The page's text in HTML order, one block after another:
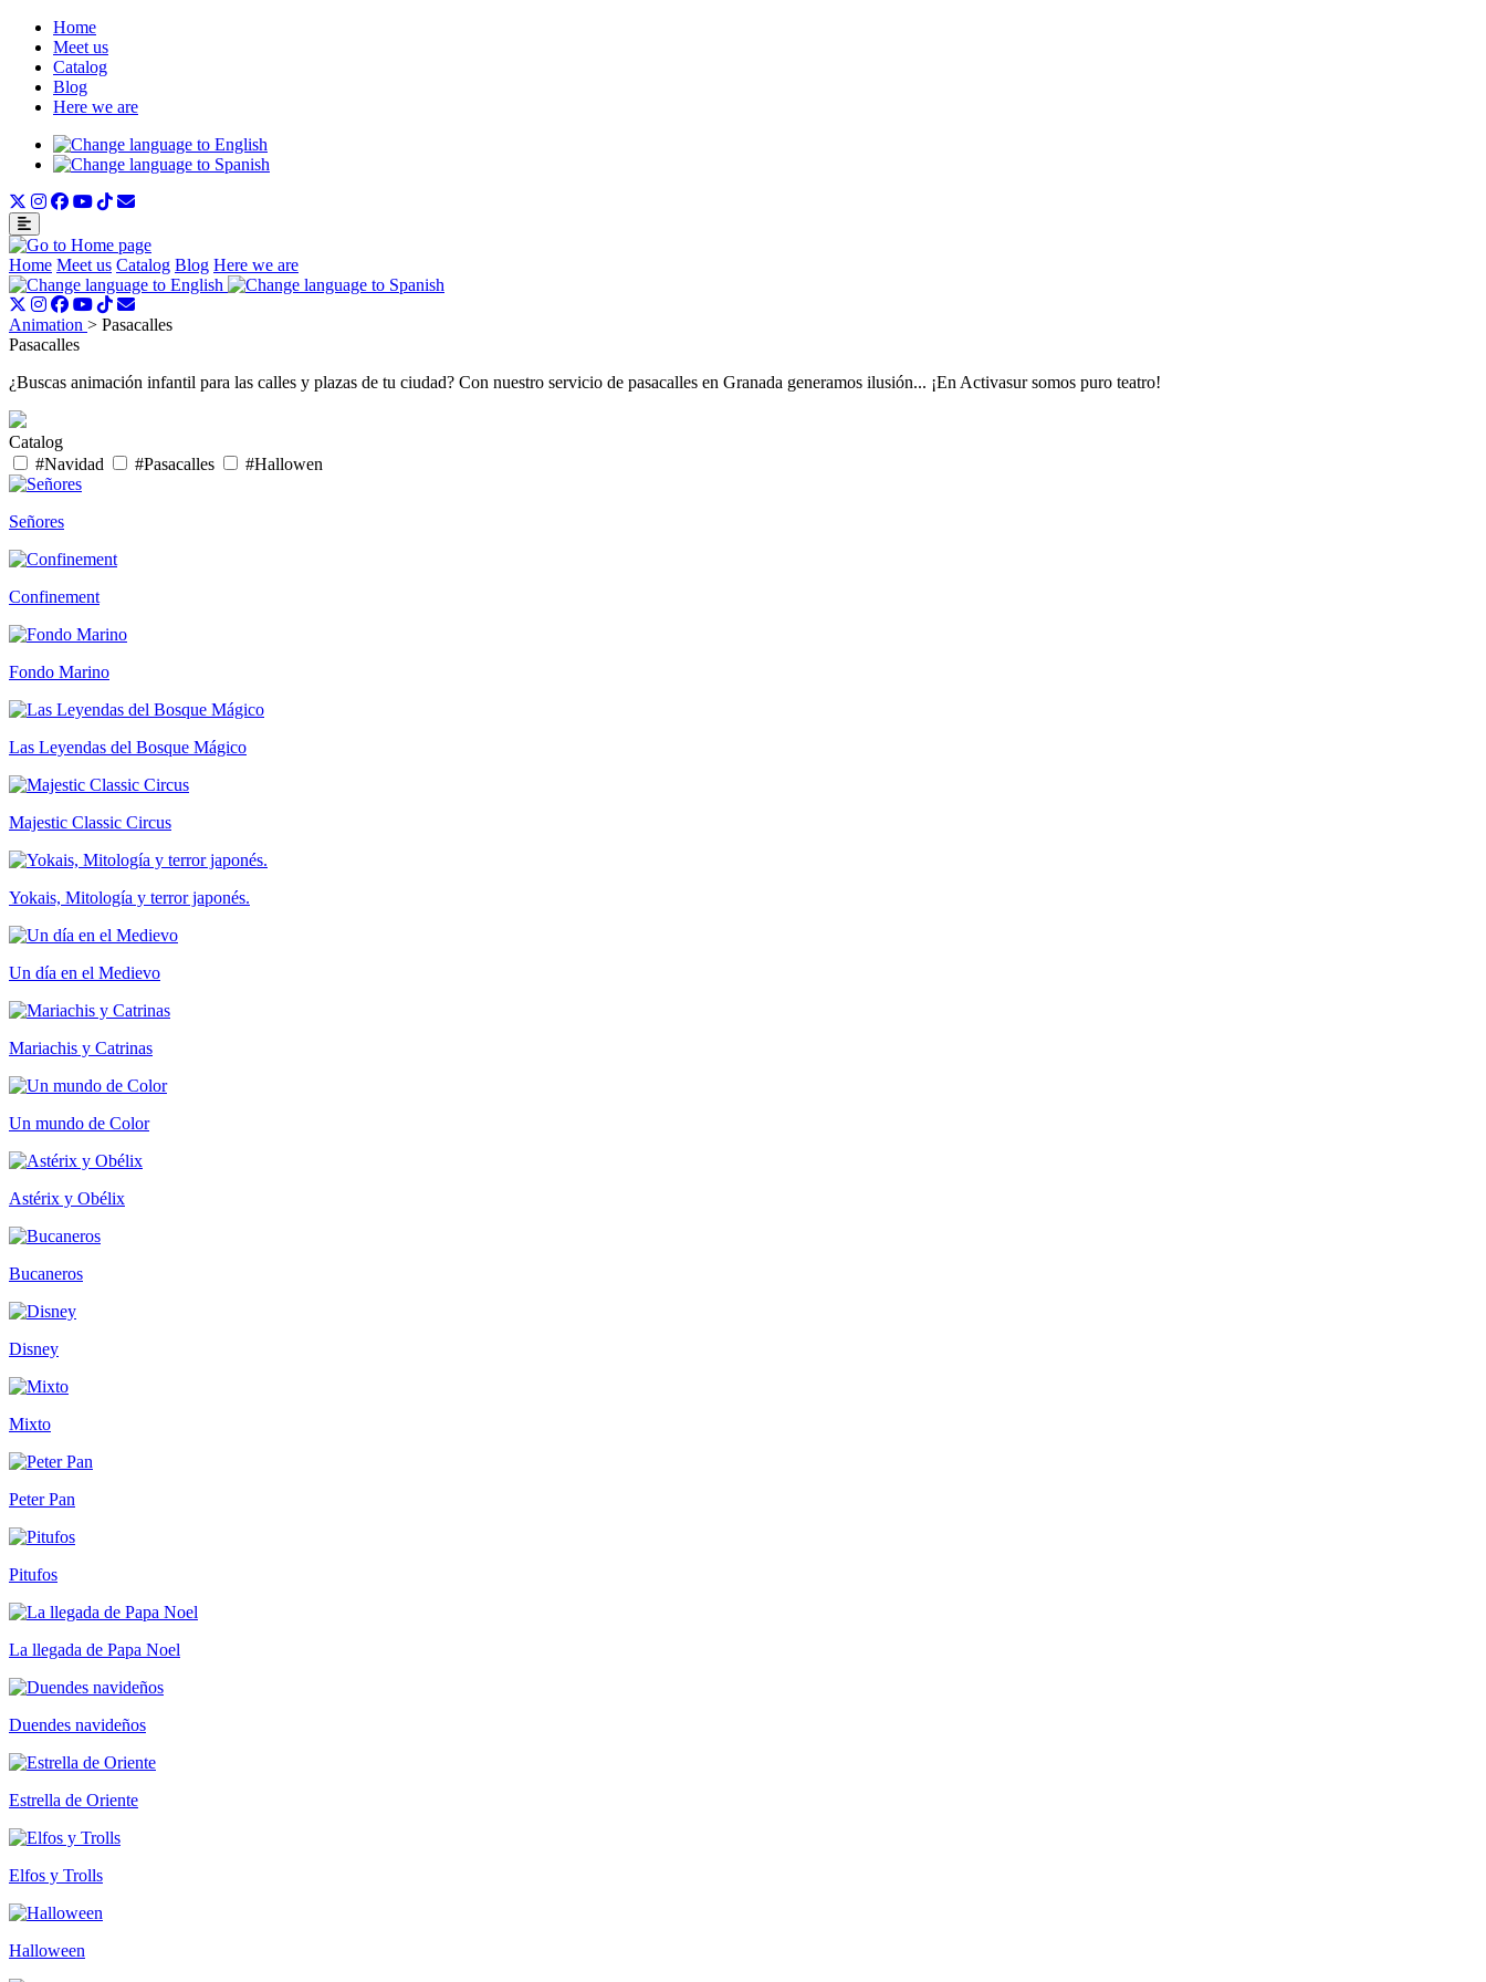
Home
Meet us
Catalog
Blog
Here we are
Home Meet us Catalog Blog Here we are
Animation > Pasacalles
Pasacalles
¿Buscas animación infantil para las calles y plazas de tu ciudad? Con nuestro servicio de pasacalles en Granada generamos ilusión... ¡En Activasur somos puro teatro!
Catalog
#Navidad
#Pasacalles #Hallowen
Señores
Confinement
Fondo Marino
Las Leyendas del Bosque Mágico
Majestic Classic Circus
Yokais, Mitología y terror japonés.
Un día en el Medievo
Mariachis y Catrinas
Un mundo de Color
Astérix y Obélix
Bucaneros
Disney
Mixto
Peter Pan
Pitufos
La llegada de Papa Noel
Duendes navideños
Estrella de Oriente
Elfos y Trolls
Halloween